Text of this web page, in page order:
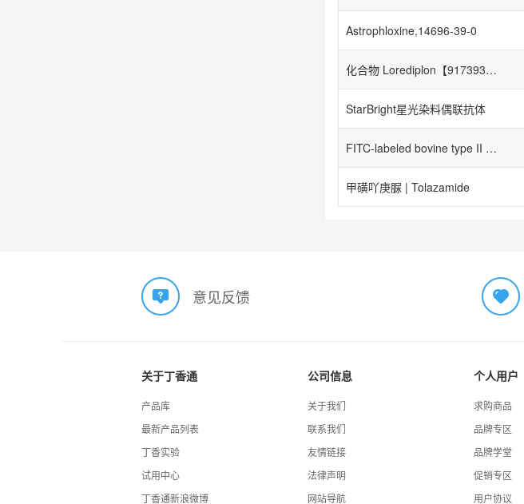
Astrophloxine,14696-39-0
化合物 Lorediplon【917393-39-6】
StarBright星光染料偶联抗体
FITC-labeled bovine type II collagen substrate, 10 mg
甲磺吖庚脲 | Tolazamide
意见反馈
关于丁香通
产品库
最新产品列表
丁香实验
试用中心
丁香通新浪微博
公司信息
关于我们
联系我们
友情链接
法律声明
网站导航
个人用户
求购商品
品牌专区
品牌学堂
促销专区
用户协议